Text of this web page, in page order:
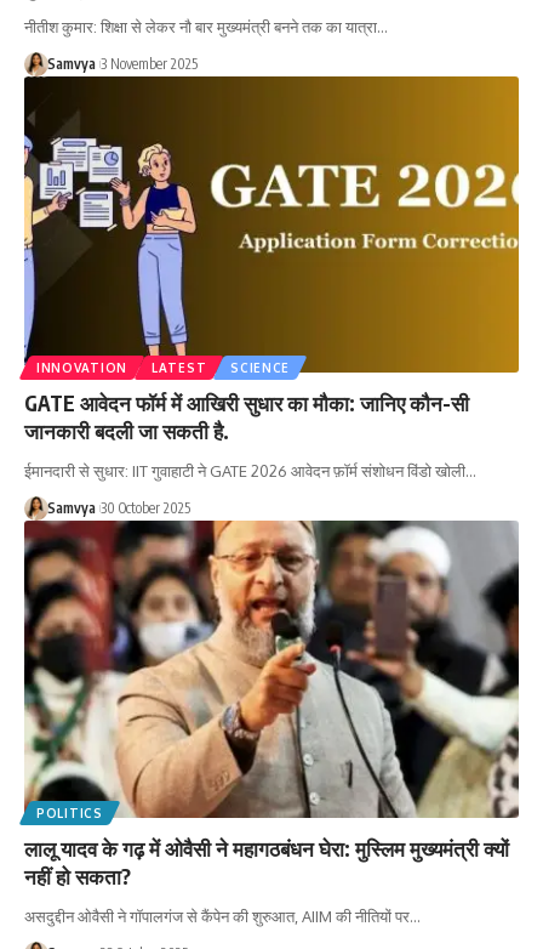
नीतीश कुमार: शिक्षा से लेकर नौ बार मुख्यमंत्री बनने तक का यात्रा…
Samvya 3 November 2025
INNOVATION LATEST SCIENCE
GATE आवेदन फॉर्म में आखिरी सुधार का मौका: जानिए कौन-सी
जानकारी बदली जा सकती है.
ईमानदारी से सुधार: IIT गुवाहाटी ने GATE 2026 आवेदन फ़ॉर्म संशोधन विंडो खोली…
Samvya 30 October 2025
POLITICS
लालू यादव के गढ़ में ओवैसी ने महागठबंधन घेरा: मुस्लिम मुख्यमंत्री क्यों
नहीं हो सकता?
असदुद्दीन ओवैसी ने गॉपालगंज से कैंपेन की शुरुआत, AIIM की नीतियों पर…